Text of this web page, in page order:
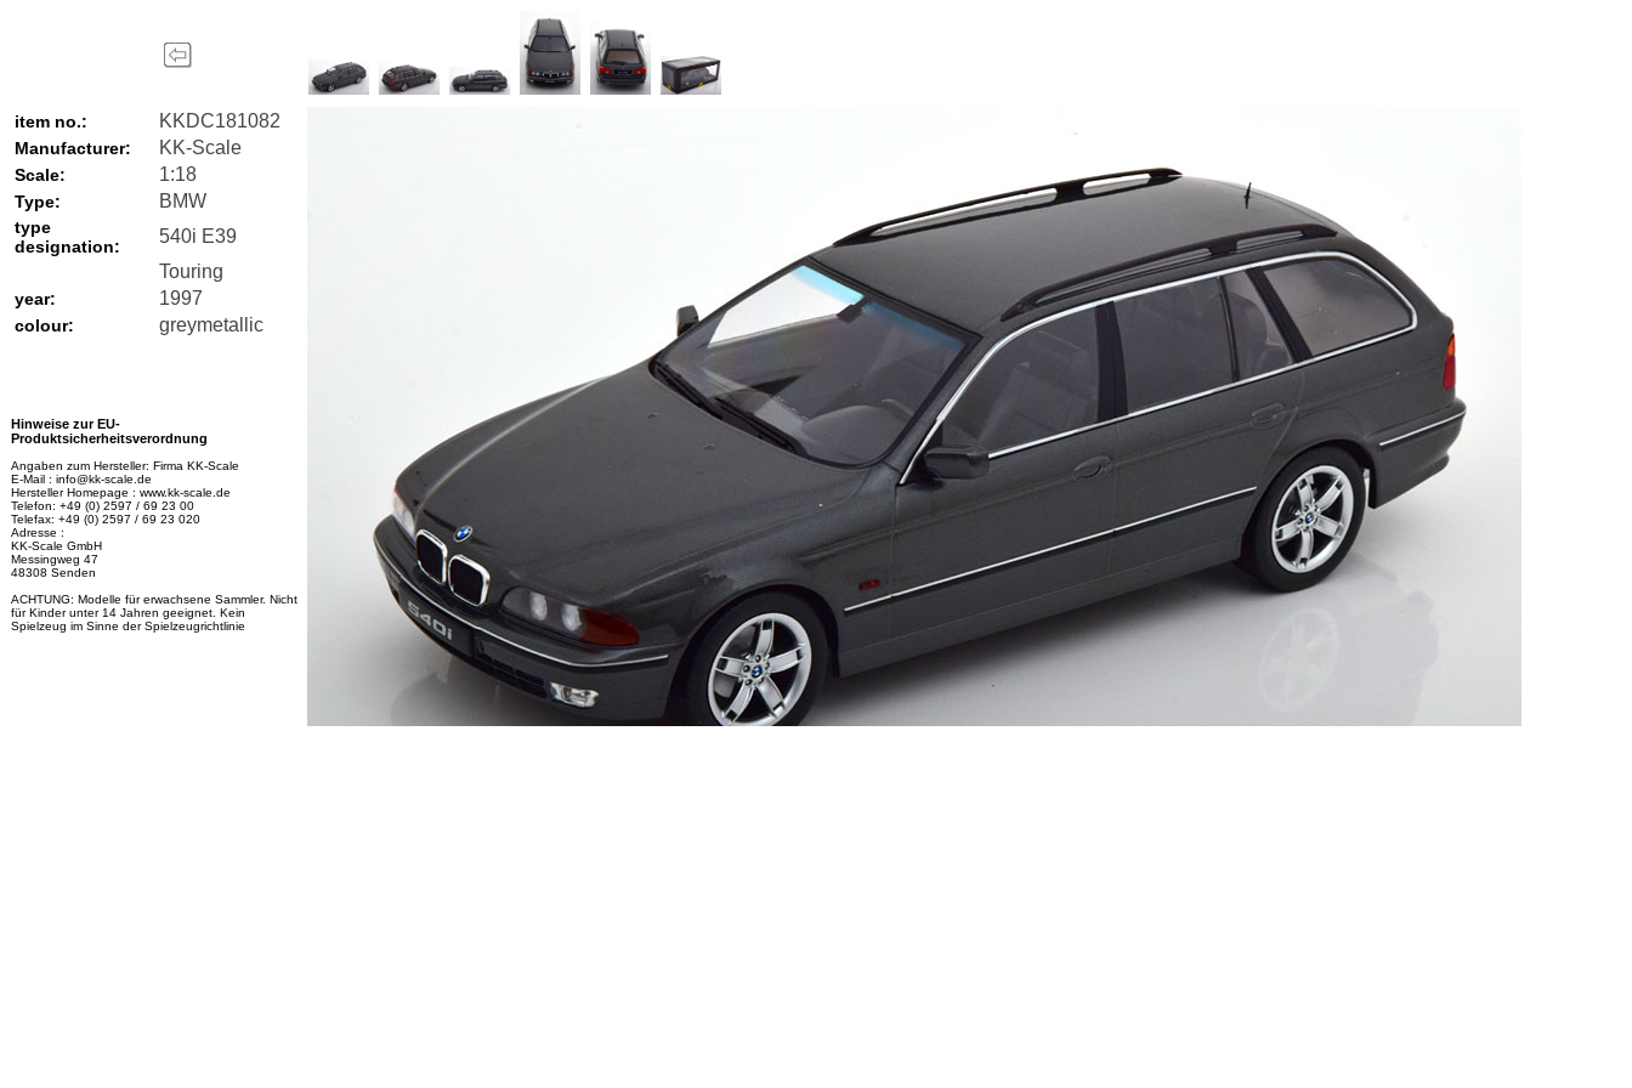
item no.: KKDC181082
Manufacturer: KK-Scale
Scale: 1:18
Type: BMW
type
designation:
540i E39
Touring
year: 1997
colour: greymetallic
Hinweise zur EU-
Produktsicherheitsverordnung
Angaben zum Hersteller: Firma KK-Scale
E-Mail : info@kk-scale.de
Hersteller Homepage : www.kk-scale.de
Telefon: +49 (0) 2597 / 69 23 00
Telefax: +49 (0) 2597 / 69 23 020
Adresse :
KK-Scale GmbH
Messingweg 47
48308 Senden
ACHTUNG: Modelle für erwachsene Sammler. Nicht
für Kinder unter 14 Jahren geeignet. Kein
Spielzeug im Sinne der Spielzeugrichtlinie